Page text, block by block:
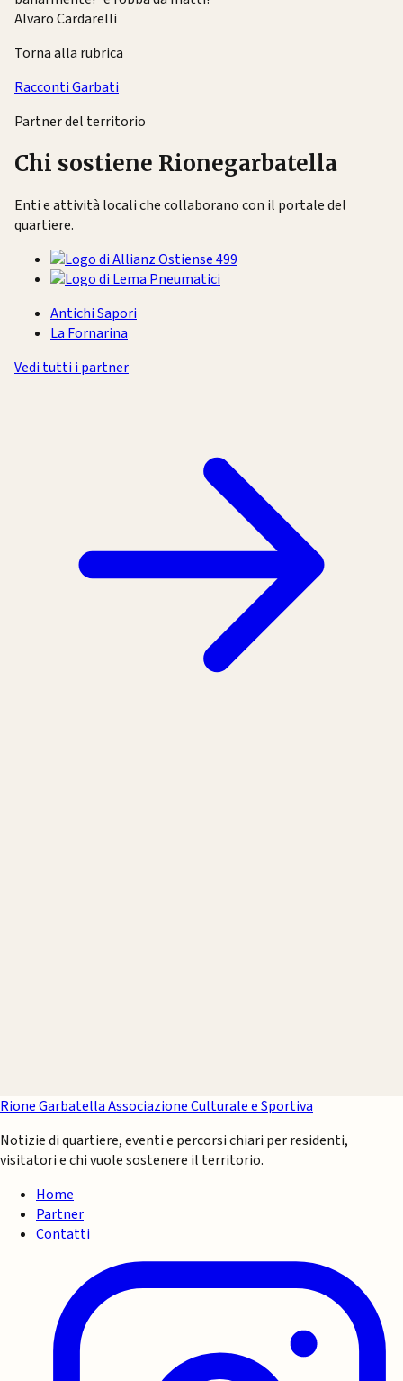
Alvaro Cardarelli
Torna alla rubrica
Racconti Garbati
Partner del territorio
Chi sostiene Rionegarbatella
Enti e attività locali che collaborano con il portale del
quartiere.
Antichi Sapori
La Fornarina
Vedi tutti i partner
Rione GarbatellaAssociazione Culturale e Sportiva
Notizie di quartiere, eventi e percorsi chiari per residenti,
visitatori e chi vuole sostenere il territorio.
Home
Partner
Contatti